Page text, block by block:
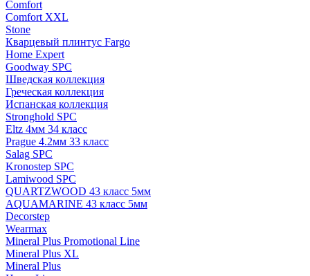
Comfort
Comfort XXL
Stone
Кварцевый плинтус Fargo
Home Expert
Goodway SPC
Шведская коллекция
Греческая коллекция
Испанская коллекция
Stronghold SPC
Eltz 4мм 34 класс
Prague 4.2мм 33 класс
Salag SPC
Kronostep SPC
Lamiwood SPC
QUARTZWOOD 43 класс 5мм
AQUAMARINE 43 класс 5мм
Decorstep
Wearmax
Mineral Plus Promotional Line
Mineral Plus XL
Mineral Plus